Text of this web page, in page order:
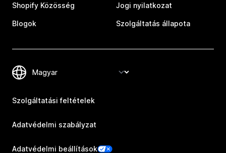
Shopify Közösség
Blogok
Jogi nyilatkozat
Szolgáltatás állapota
Szolgáltatási feltételek
Adatvédelmi szabályzat
Adatvédelmi beállítások